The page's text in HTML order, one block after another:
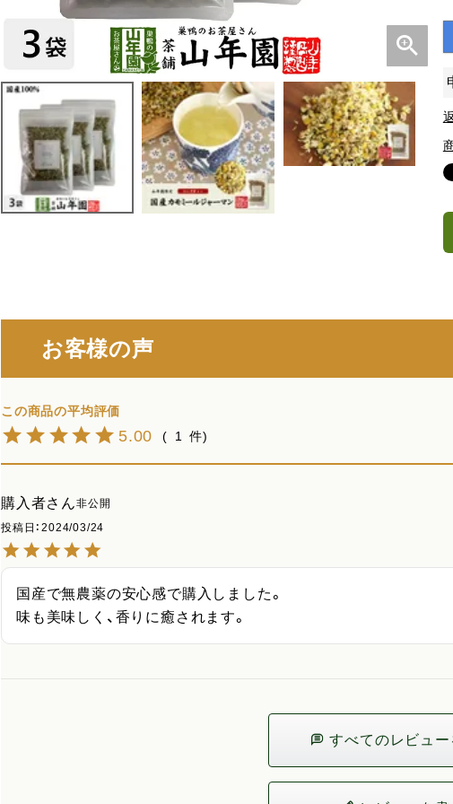
お客様の声
5.00 1
購入者
非公開
投稿日
2024/03/24
国産で無農薬の安心感で購入しました。
味も美味しく、香りに癒されます。
すべてのレビュ